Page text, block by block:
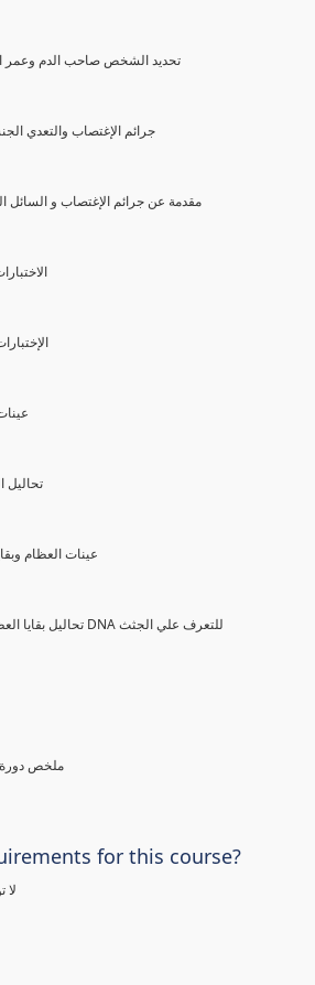
(14) تحديد الشخص صاحب الدم
5- جرائم الإغتصاب والتعدي
(15) مقدمة عن جرائم الإغتصاب و
(16)
(17)
6-
(18)
7- عينات العظام
(19) تحاليل بقايا العظام وأشلاء الجثث وتحليل DNA للتعرف علي الجثث
(20) ملخص
for this course?
لا